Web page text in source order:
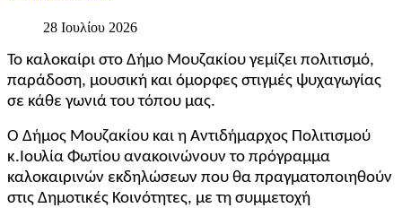
28 Ιουλίου 2026
Το καλοκαίρι στο Δήμο Μουζακίου γεμίζει πολιτισμό,
παράδοση, μουσική και όμορφες στιγμές ψυχαγωγίας
σε κάθε γωνιά του τόπου μας.
Ο Δήμος Μουζακίου και η Αντιδήμαρχος Πολιτισμού
κ.Ιουλία Φωτίου ανακοινώνουν το πρόγραμμα
καλοκαιρινών εκδηλώσεων που θα πραγματοποιηθούν
στις Δημοτικές Κοινότητες, με τη συμμετοχή